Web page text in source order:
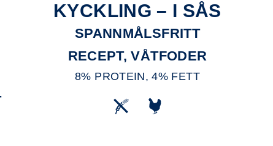
KYCKLING – I SÅS
SPANNMÅLSFRITT
RECEPT, VÅTFODER
8% PROTEIN, 4% FETT